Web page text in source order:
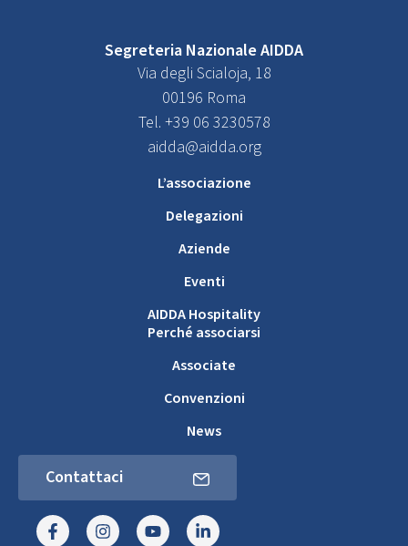
Segreteria Nazionale AIDDA
Via degli Scialoja, 18
00196 Roma
Tel. +39 06 3230578
aidda@aidda.org
L’associazione
Delegazioni
Aziende
Eventi
AIDDA Hospitality
Perché associarsi
Associate
Convenzioni
News
Contattaci